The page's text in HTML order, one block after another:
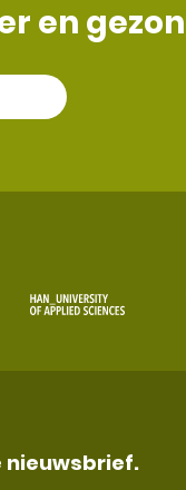
en
nieuwsbrief.